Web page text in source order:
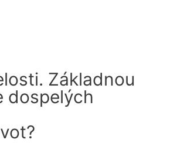
Základnou
dospelých